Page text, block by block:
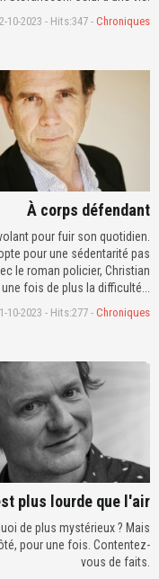
10-2023 - Hits:347 - Chroniques
À corps défendant
pour fuir son quotidien.
pour une sédentarité pas
le roman policier, Christian
fois de plus la difficulté...
10-2023 - Hits:277 - Chroniques
plus lourde que l'air
de plus mystérieux ? Mais
pour une fois. Contentez-
vous de faits.